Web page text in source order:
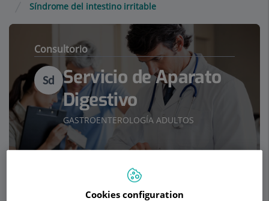
Síndrome del intestino irritable
Consultorio
Sd
Servicio de Aparato
Digestivo
GASTROENTEROLOGÍA ADULTOS
Pedir cita
Cookies configuration